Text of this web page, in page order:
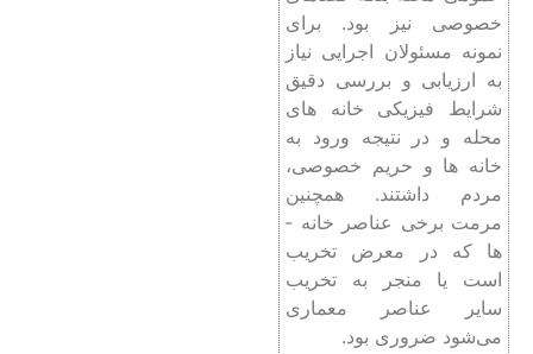
خصوصی نیز بود. برای
نمونه مسئولان اجرایی نیاز
به ارزیابی و بررسی دقیق
شرایط فیزیکی خانه ­های
محله و در نتیجه ورود به
خانه­ ها و حریم خصوصی،
مردم داشتند. همچنین
مرمت برخی عناصر خانه ­
ها که در معرض تخریب
است یا منجر به تخریب
سایر عناصر معماری
می‌شود ضروری بود.